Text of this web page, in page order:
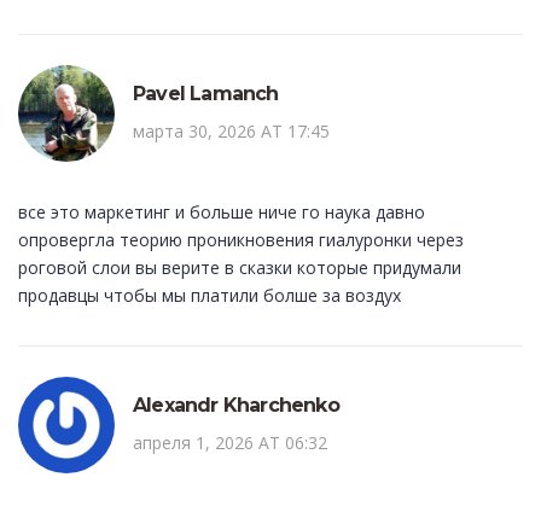
Pavel Lamanch
марта 30, 2026 AT 17:45
все это маркетинг и большe ниче го наука давно
опровергла теорию проникновения гиалуронки через
роговой слои вы верите в сказки которые придумали
продавцы чтобы мы платили болше за воздух
Alexandr Kharchenko
апреля 1, 2026 AT 06:32